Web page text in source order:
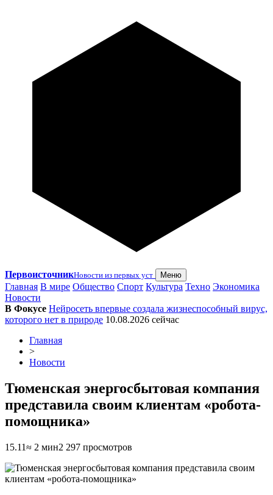
ПервоисточникНовости из первых уст Меню
Главная В мире Общество Спорт Культура Техно Экономика
Новости
В Фокусе Нейросеть впервые создала жизнеспособный вирус,
которого нет в природе 10.08.2026 сейчас
Главная
>
Новости
​Тюменская энергосбытовая компания
представила своим клиентам «робота-
помощника»
15.11≈ 2 мин2 297 просмотров